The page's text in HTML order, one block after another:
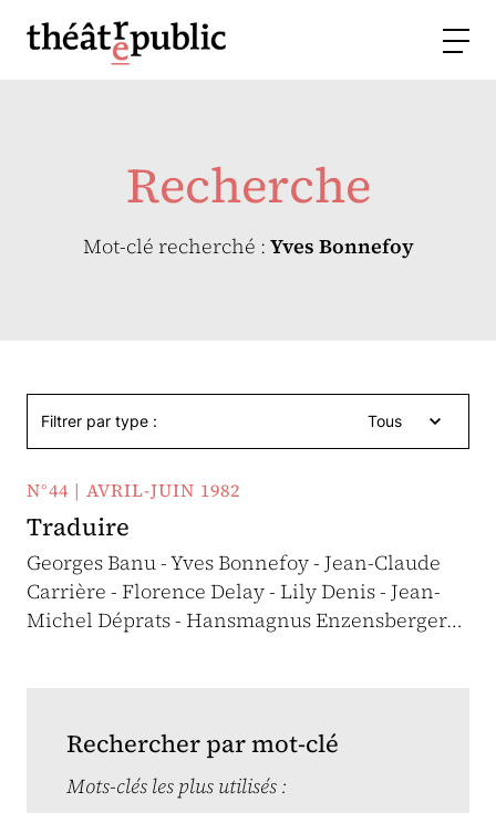
Recherche
Mot-clé recherché : Yves Bonnefoy
Filtrer par type : Tous
N°44 | AVRIL-JUIN 1982
Traduire
Georges Banu - Yves Bonnefoy - Jean-Claude
Carrière - Florence Delay - Lily Denis - Jean-
Michel Déprats - Hansmagnus Enzensberger…
Rechercher par mot-clé
Mots-clés les plus utilisés :